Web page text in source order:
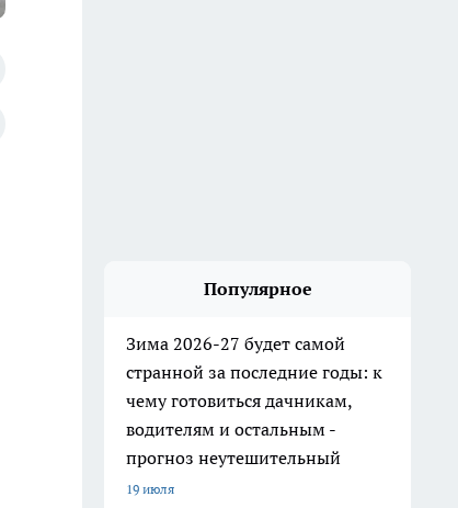
Популярное
Зима 2026-27 будет самой
странной за последние годы: к
чему готовиться дачникам,
водителям и остальным -
прогноз неутешительный
19 июля